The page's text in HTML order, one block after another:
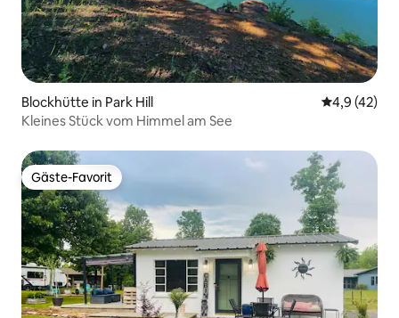
Blockhütte in Park Hill
4,9 (42)
Kleines Stück vom Himmel am See
Gäste-Favorit
Gäste-Favorit